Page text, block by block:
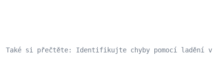
Také si přečtěte: Identifikujte chyby pomocí ladění